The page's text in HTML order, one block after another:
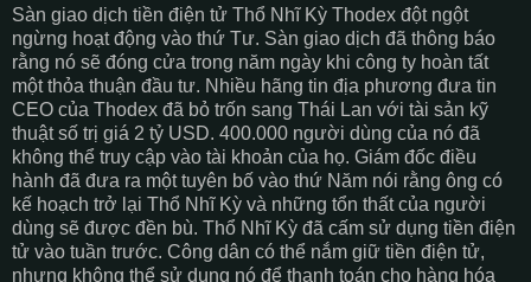
Sàn giao dịch tiền điện tử Thổ Nhĩ Kỳ Thodex đột ngột
ngừng hoạt động vào thứ Tư. Sàn giao dịch đã thông báo
rằng nó sẽ đóng cửa trong năm ngày khi công ty hoàn tất
một thỏa thuận đầu tư. Nhiều hãng tin địa phương đưa tin
CEO của Thodex đã bỏ trốn sang Thái Lan với tài sản kỹ
thuật số trị giá 2 tỷ USD. 400.000 người dùng của nó đã
không thể truy cập vào tài khoản của họ. Giám đốc điều
hành đã đưa ra một tuyên bố vào thứ Năm nói rằng ông có
kế hoạch trở lại Thổ Nhĩ Kỳ và những tổn thất của người
dùng sẽ được đền bù. Thổ Nhĩ Kỳ đã cấm sử dụng tiền điện
tử vào tuần trước. Công dân có thể nắm giữ tiền điện tử,
nhưng không thể sử dụng nó để thanh toán cho hàng hóa